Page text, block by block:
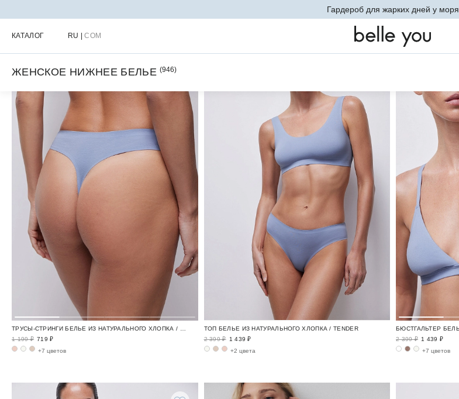
Гардероб для жарких дней у моря
КАТАЛОГ RU |COM
ЖЕНСКОЕ НИЖНЕЕ БЕЛЬЕ (946)
1 199 ₽ 719 ₽
+7 цветов
ТОП БЕЛЬЕ ИЗ НАТУРАЛЬНОГО ХЛОПКА / TENDER
2 399 ₽ 1 439 ₽
+2 цвета
2 399 ₽ 1 439 ₽
+7 цветов